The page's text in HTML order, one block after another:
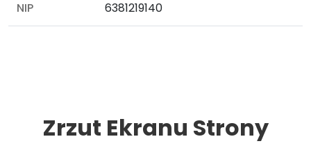
NIP 6381219140
Zrzut Ekranu Strony